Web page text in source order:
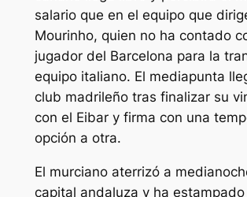
salario que en el equipo que
Mourinho, quien no ha contado
jugador del Barcelona para la
equipo italiano. El mediapunta
club madrileño tras finalizar su
con el Eibar y firma con una
opción a otra.
El murciano aterrizó a
capital andaluza y ha